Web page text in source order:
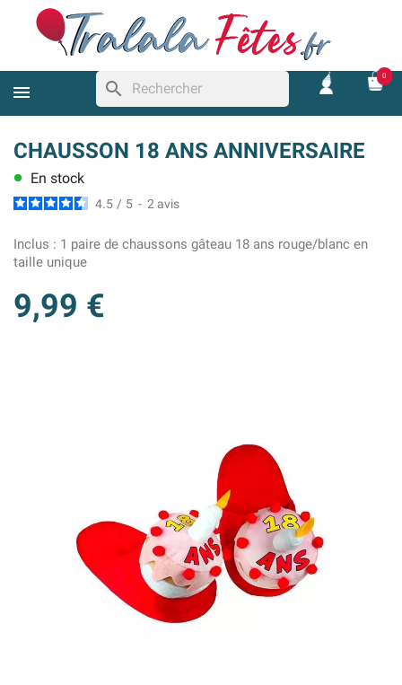
search
0
CHAUSSON 18 ANS ANNIVERSAIRE
lens En stock
4.5 / 5 - 2 avis
Inclus : 1 paire de chaussons gâteau 18 ans rouge/blanc en
taille unique
9,99 €